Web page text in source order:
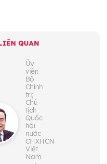
QUAN
Ủy
viên
Bộ
Chính
trị;
Chủ
tịch
Quốc
hội
nước
CHXHCN
Việt
Nam